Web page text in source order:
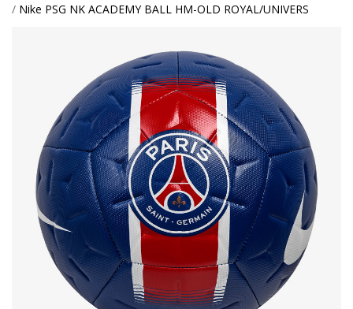
Nike PSG NK ACADEMY BALL HM-OLD ROYAL/UNIVERS